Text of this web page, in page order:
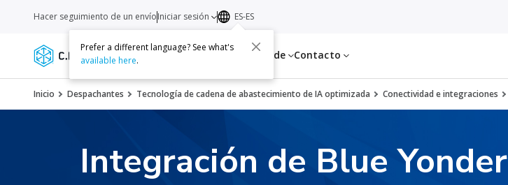
Servicios Recursos Acerca de Contacto
Hacer seguimiento de un envíoIniciar sesión ES-ES
Prefer a different language? See what's
available here.
Inicio Despachantes Tecnología de cadena de abastecimiento de IA optimizada Conectividad e integraciones
Integración de Blue Yonder